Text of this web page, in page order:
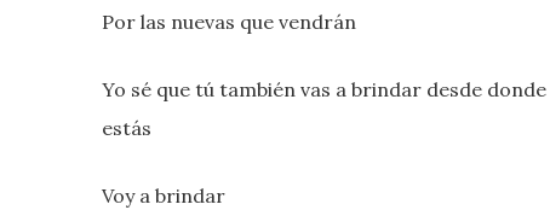
Por las nuevas que vendrán
Yo sé que tú también vas a brindar desde donde
estás
Voy a brindar